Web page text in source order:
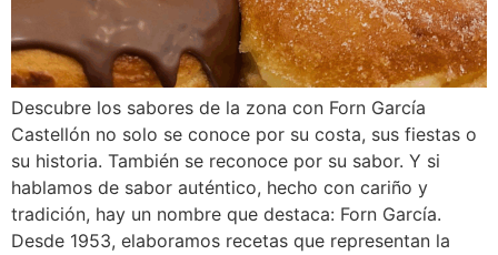
Descubre los sabores de la zona con Forn García
Castellón no solo se conoce por su costa, sus fiestas o
su historia. También se reconoce por su sabor. Y si
hablamos de sabor auténtico, hecho con cariño y
tradición, hay un nombre que destaca: Forn García.
Desde 1953, elaboramos recetas que representan la